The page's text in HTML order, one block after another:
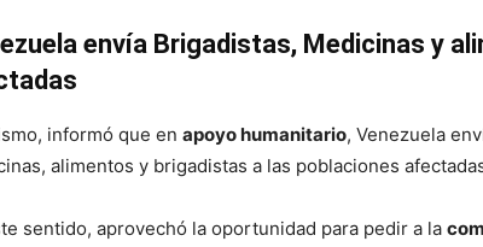
envía Brigadistas, Medicinas y
informó que en apoyo humanitario, Venezuela
alimentos y brigadistas a las poblaciones
sentido, aprovechó la oportunidad para pedir a la